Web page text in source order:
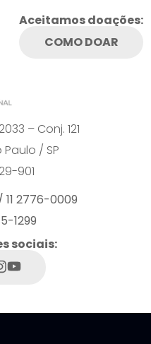
Aceitamos doações:
COMO DOAR
– Conj. 121
/ SP
901
11 2776-0009
1299
sociais: